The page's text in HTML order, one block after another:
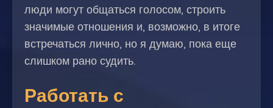
люди могут общаться голосом, строить
значимые отношения и, возможно, в итоге
встречаться лично, но я думаю, пока еще
слишком рано судить.
Работать с